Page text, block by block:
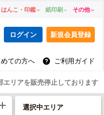
はんこ・印鑑 紙印刷 その他
ログイン 新規会員登録
ての方へ ご利用ガイド
エリアを販売停止しております
選択中エリア